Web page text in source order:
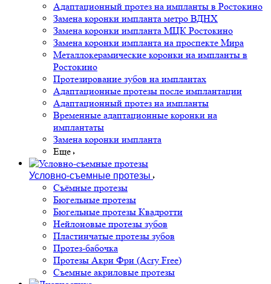
Адаптационный протез на импланты в Ростокино
Замена коронки импланта метро ВДНХ
Замена коронки импланта МЦК Ростокино
Замена коронки импланта на проспекте Мира
Металлокерамические коронки на импланты в
Ростокино
Протезирование зубов на имплантах
Адаптационные протезы после имплантации
Адаптационный протез на импланты
Временные адаптационные коронки на
имплантаты
Замена коронки импланта
Еще
Условно-съемные протезы
Съёмные протезы
Бюгельные протезы
Бюгельные протезы Квадротти
Нейлоновые протезы зубов
Пластинчатые протезы зубов
Протез-бабочка
Протезы Акри Фри (Acry Free)
Съемные акриловые протезы